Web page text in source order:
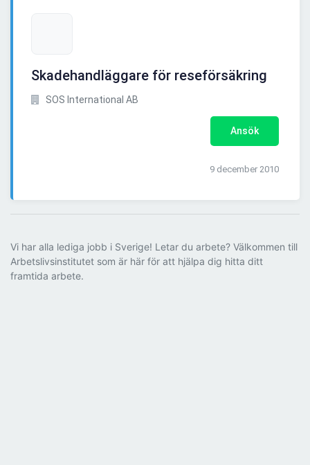
Skadehandläggare för reseförsäkring
SOS International AB
Ansök
9 december 2010
Vi har alla lediga jobb i Sverige! Letar du arbete? Välkommen till
Arbetslivsinstitutet som är här för att hjälpa dig hitta ditt
framtida arbete.